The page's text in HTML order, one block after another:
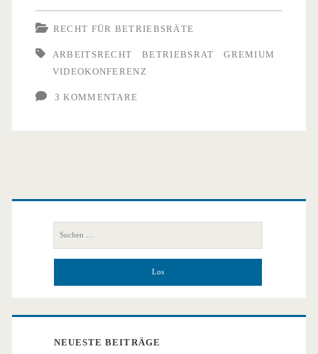
Skype
und
Videochat
RECHT FÜR BETRIEBSRÄTE
ARBEITSRECHT BETRIEBSRAT
GREMIUM
VIDEOKONFERENZ
3 KOMMENTARE
Primäre
Seitenleiste
nach:
NEUESTE BEITRÄGE